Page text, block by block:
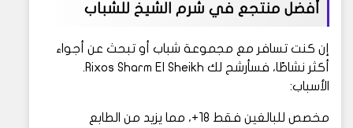
أفضل منتجع في شرم الشيخ للشباب
إن كنت تسافر مع مجموعة شباب أو تبحث عن أجواء
أكثر نشاطًا، فسأرشح لك Rixos Sharm El Sheikh.
الأسباب:
مخصص للبالغين فقط 18+، مما يزيد من الطابع